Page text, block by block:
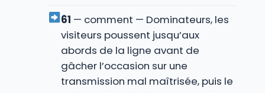
61 — comment — Dominateurs, les
visiteurs poussent jusqu’aux
abords de la ligne avant de
gâcher l’occasion sur une
transmission mal maîtrisée, puis le